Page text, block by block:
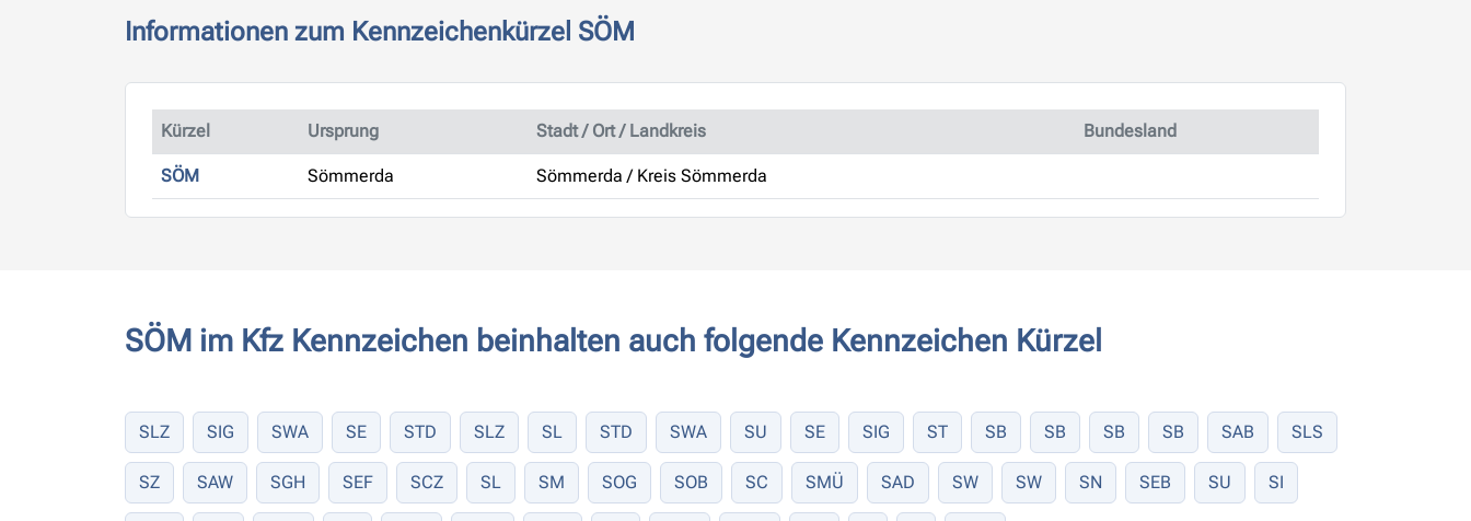
Informationen zum Kennzeichenkürzel SÖM
Kürzel Ursprung Stadt / Ort / Landkreis Bundesland
SÖM Sömmerda Sömmerda / Kreis Sömmerda
SÖM im Kfz Kennzeichen beinhalten auch folgende Kennzeichen Kürzel
SLZ SIG SWA SE STD SLZ SL STD SWA SU SE SIG ST SB SB SB SB SAB SLS
SZ SAW SGH SEF SCZ SL SM SOG SOB SC SMÜ SAD SW SW SN SEB SU SI